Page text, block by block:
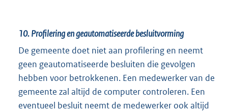
10.Profilering en geautomatiseerde besluitvorming
De gemeente doet niet aan profilering en neemt
geen geautomatiseerde besluiten die gevolgen
hebben voor betrokkenen. Een medewerker van de
gemeente zal altijd de computer controleren. Een
eventueel besluit neemt de medewerker ook altijd